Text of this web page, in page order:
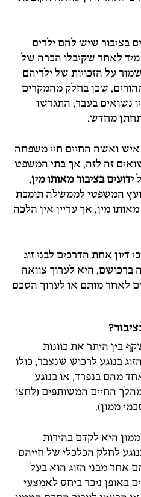
בציבור שיש להם ילדים
לאחר שקיבלו הכרה של
על הזכויות של ילדיהם
שכן בחלק מהמקרים
נשואים בעבר, התגרשו
מחדש.
כי איש ואשה החיים חיי משפחה
זה לזה, אך בתי המשפט
ידועים בציבור מאותו מין,
המשפטי לממשלה תומכת
מאותו מין, אך עדיין אין הלכה
דיון אחת הדרכים לבני זוג
ברכושם, היא לערוך צוואה
לאחר מותם או לערוך הסכם
בין היתר את כוונות
בנוגע לרכוש שנצבר, כולו
מהם בנפרד, או בנוגע
החיים המשותפים (לחצו
ממון).
היא לקדם בהירות
לחלק הכלכלי של חייהם
אחד מבני הזוג הוא בעל
באופן ניכר ביחס לאמצעי